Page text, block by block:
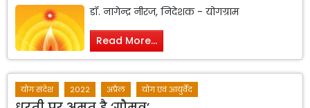
डॉ. नागेन्द्र नीरज, निदेशक - योगग्राम
Read More...
योग संदेश 2022 अप्रैल योग एवं आयुर्वेद